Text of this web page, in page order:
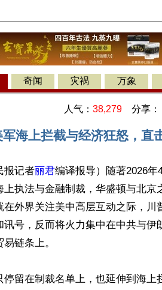
奇闻 灾祸 万象
人气： 38,279 分享：
海上拦截与经济狂怒，直
报记者丽君编译报导）随著2026年
上执法与金融制裁，华盛顿与北京
在外界关注美中高层互动之际，川
号，反而将火力集中在中共与伊
链条上。
停留在制裁名单上，也延伸到海上